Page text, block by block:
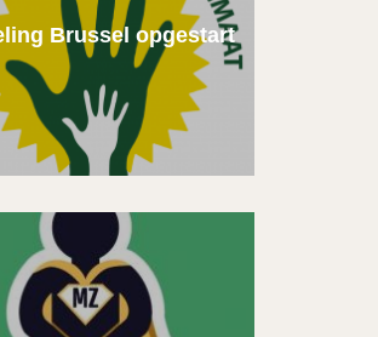
Brussel opgestart